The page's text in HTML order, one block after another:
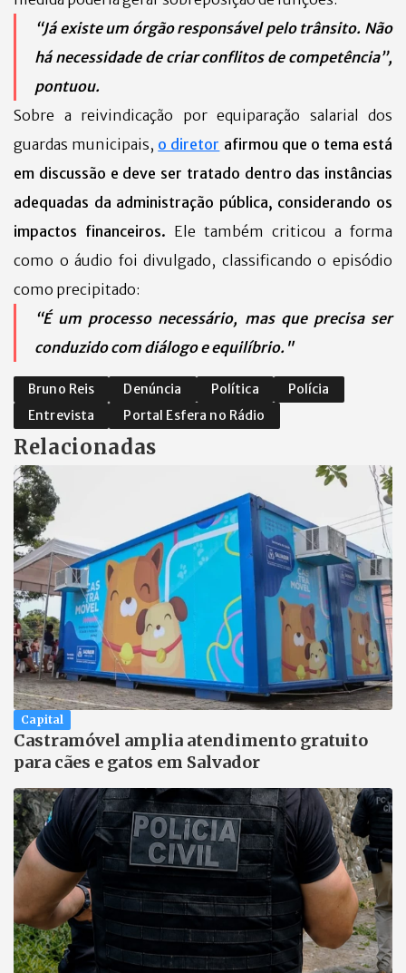
“Já existe um órgão responsável pelo trânsito. Não
há necessidade de criar conflitos de competência”,
pontuou.
Sobre a reivindicação por equiparação salarial dos
guardas municipais, o diretor afirmou que o tema está
em discussão e deve ser tratado dentro das instâncias
adequadas da administração pública, considerando os
impactos financeiros. Ele também criticou a forma
como o áudio foi divulgado, classificando o episódio
como precipitado:
“É um processo necessário, mas que precisa ser
conduzido com diálogo e equilíbrio."
Bruno Reis Denúncia Política
Polícia
Entrevista
Portal Esfera no Rádio
Relacionadas
Capital
Castramóvel amplia atendimento gratuito
para cães e gatos em Salvador